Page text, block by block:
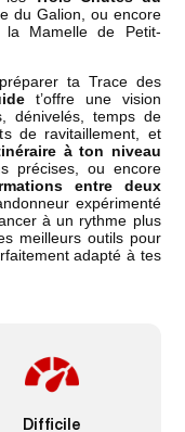
du Galion, ou encore
la Mamelle de Petit-
ta Trace des
t’offre une vision
dénivelés, temps de
de ravitaillement, et
à ton niveau
précises, ou encore
entre deux
expérimenté
à un rythme plus
meilleurs outils pour
adapté à tes
Difficile